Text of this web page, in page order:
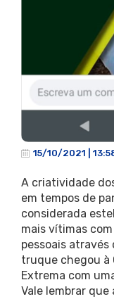
15/10/2021 |
A criatividade
em tempos de
considerada
mais vítimas
pessoais através
truque chegou à
Extrema com
Vale lembrar